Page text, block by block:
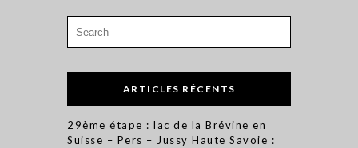
for:
ARTICLES RÉCENTS
29ème étape : lac de la Brévine en
Suisse – Pers – Jussy Haute Savoie :